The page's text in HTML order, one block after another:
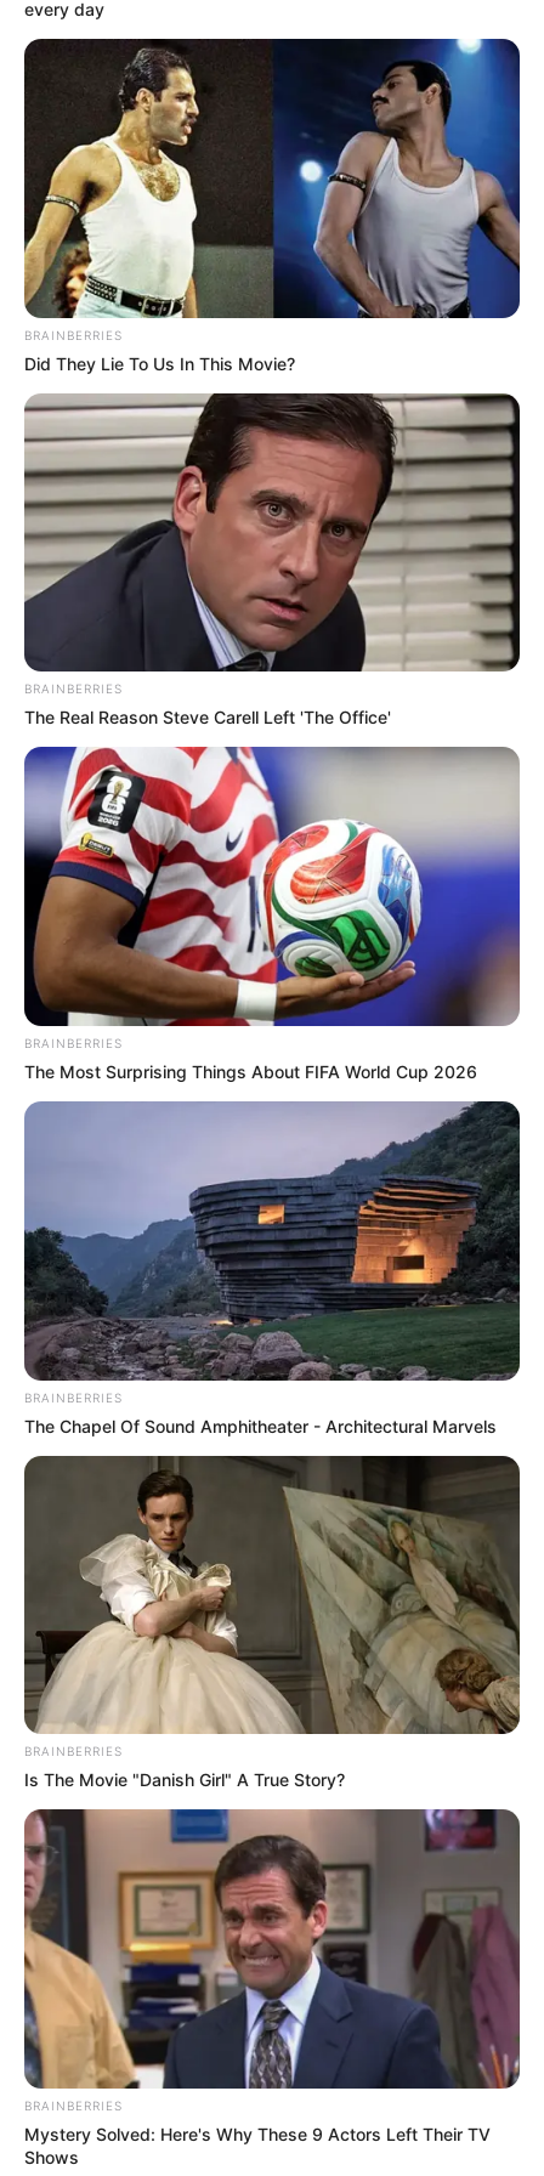
Orang akan selalu melihat yang buruk daripada
barangnya, baiklah yang berbeda. Selama Anda tidak
kehilangan diri sendiri karena mempunyai niat baik,
Anda tidak akan pernah rugi
Foto – foto Jessica Forrester
1. Aduh, kok silau banget ya
(foto: instagram/jessicaforresterr)
2. Makanannya kayaknya enak, jadi pengen makan juga deh
(foto: instagram/jessicaforresterr)
3. Main masak-masakan bersama putri tercinta
every day
BRAINBERRIES
Did They Lie To Us In This Movie?
BRAINBERRIES
The Real Reason Steve Carell Left 'The Office'
BRAINBERRIES
The Most Surprising Things About FIFA World Cup 2026
BRAINBERRIES
The Chapel Of Sound Amphitheater - Architectural Marvels
BRAINBERRIES
Is The Movie "Danish Girl" A True Story?
BRAINBERRIES
Mystery Solved: Here's Why These 9 Actors Left Their TV
Shows